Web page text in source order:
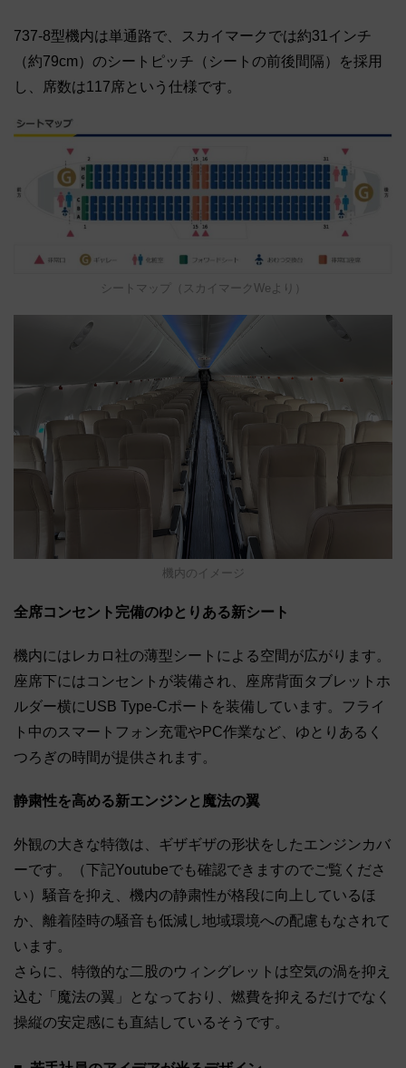
737-8型機内は単通路で、スカイマークでは約31インチ
（約79cm）のシートピッチ（シートの前後間隔）を採用
し、席数は117席という仕様です。
シートマップ（スカイマークWeより）
機内のイメージ
全席コンセント完備のゆとりある新シート
機内にはレカロ社の薄型シートによる空間が広がります。
座席下にはコンセントが装備され、座席背面タブレットホ
ルダー横にUSB Type-Cポートを装備しています。フライ
ト中のスマートフォン充電やPC作業など、ゆとりあるく
つろぎの時間が提供されます。
静粛性を高める新エンジンと魔法の翼
外観の大きな特徴は、ギザギザの形状をしたエンジンカバ
ーです。（下記Youtubeでも確認できますのでご覧くださ
い）騒音を抑え、機内の静粛性が格段に向上しているほ
か、離着陸時の騒音も低減し地域環境への配慮もなされて
います。
さらに、特徴的な二股のウィングレットは空気の渦を抑え
込む「魔法の翼」となっており、燃費を抑えるだけでなく
操縦の安定感にも直結しているそうです。